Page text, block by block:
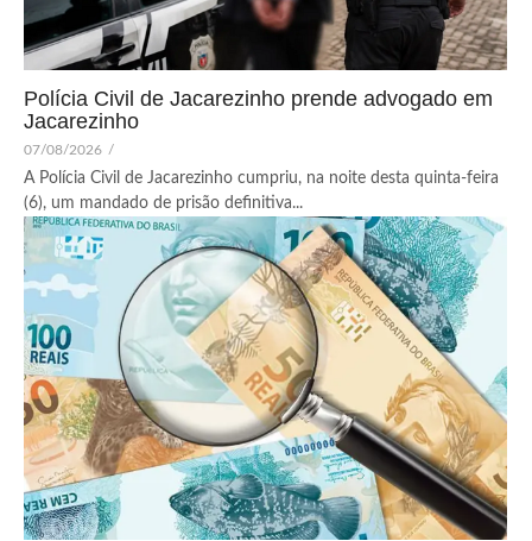
Polícia Civil de Jacarezinho prende advogado em
Jacarezinho
07/08/2026 /
A Polícia Civil de Jacarezinho cumpriu, na noite desta quinta-feira
(6), um mandado de prisão definitiva...